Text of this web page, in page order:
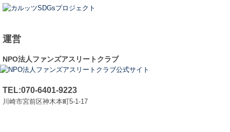
運営
NPO法人ファンズアスリートクラブ
TEL:070-6401-9223
川崎市宮前区神木本町5-1-17